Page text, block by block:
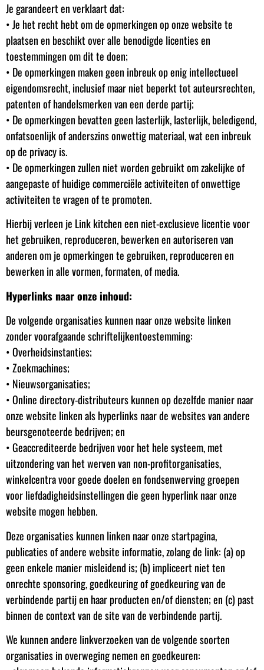
Je garandeert en verklaart dat:
• Je het recht hebt om de opmerkingen op onze website te
plaatsen en beschikt over alle benodigde licenties en
toestemmingen om dit te doen;
• De opmerkingen maken geen inbreuk op enig intellectueel
eigendomsrecht, inclusief maar niet beperkt tot auteursrechten,
patenten of handelsmerken van een derde partij;
• De opmerkingen bevatten geen lasterlijk, lasterlijk, beledigend,
onfatsoenlijk of anderszins onwettig materiaal, wat een inbreuk
op de privacy is.
• De opmerkingen zullen niet worden gebruikt om zakelijke of
aangepaste of huidige commerciële activiteiten of onwettige
activiteiten te vragen of te promoten.
Hierbij verleen je Link kitchen een niet-exclusieve licentie voor
het gebruiken, reproduceren, bewerken en autoriseren van
anderen om je opmerkingen te gebruiken, reproduceren en
bewerken in alle vormen, formaten, of media.
Hyperlinks naar onze inhoud:
De volgende organisaties kunnen naar onze website linken
zonder voorafgaande schriftelijkentoestemming:
• Overheidsinstanties;
• Zoekmachines;
• Nieuwsorganisaties;
• Online directory-distributeurs kunnen op dezelfde manier naar
onze website linken als hyperlinks naar de websites van andere
beursgenoteerde bedrijven; en
• Geaccrediteerde bedrijven voor het hele systeem, met
uitzondering van het werven van non-profitorganisaties,
winkelcentra voor goede doelen en fondsenwerving groepen
voor liefdadigheidsinstellingen die geen hyperlink naar onze
website mogen hebben.
Deze organisaties kunnen linken naar onze startpagina,
publicaties of andere website informatie, zolang de link: (a) op
geen enkele manier misleidend is; (b) impliceert niet ten
onrechte sponsoring, goedkeuring of goedkeuring van de
verbindende partij en haar producten en/of diensten; en (c) past
binnen de context van de site van de verbindende partij.
We kunnen andere linkverzoeken van de volgende soorten
organisaties in overweging nemen en goedkeuren: